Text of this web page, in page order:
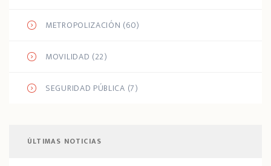
METROPOLIZACIÓN (60)
MOVILIDAD (22)
SEGURIDAD PÚBLICA (7)
ÚLTIMAS NOTICIAS